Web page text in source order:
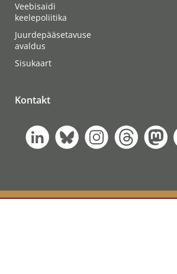
Veebisaidi
keelepoliitika
Juurdepääsetavuse
avaldus
Sisukaart
Kontakt